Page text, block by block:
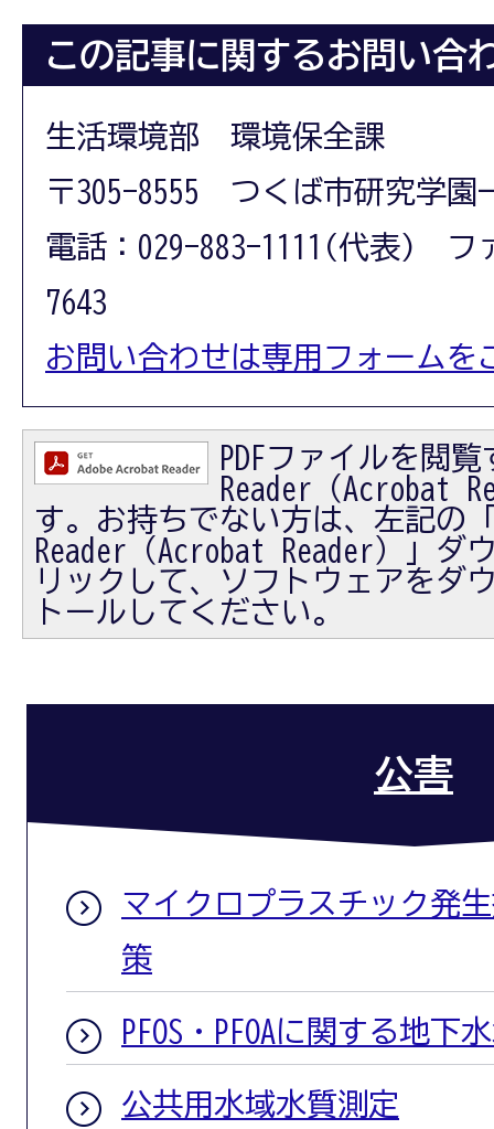
この記事に関するお問い合
生活環境部 環境保全課
〒305-8555 つくば市研究学園
電話：029-883-1111(代表) フ
7643
お問い合わせは専用フォームを
PDFファイルを閲
Reader（Acrobat
す。お持ちでない方は、左記の
Reader（Acrobat Reader）」ダ
リックして、ソフトウェアをダ
トールしてください。
公害
マイクロプラスチック発
策
PFOS・PFOAに関する地下
公共用水域水質測定